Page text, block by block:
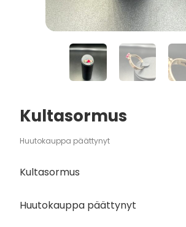
Kultasormus
Huutokauppa päättynyt
Kultasormus
Huutokauppa päättynyt